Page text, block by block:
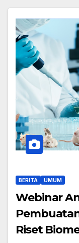
BERITA UMUM
Webinar
Riset